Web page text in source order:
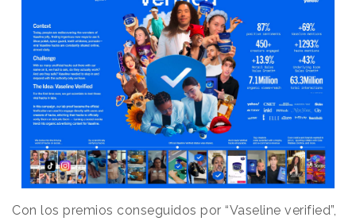
Con los premios conseguidos por “Vaseline verified”,